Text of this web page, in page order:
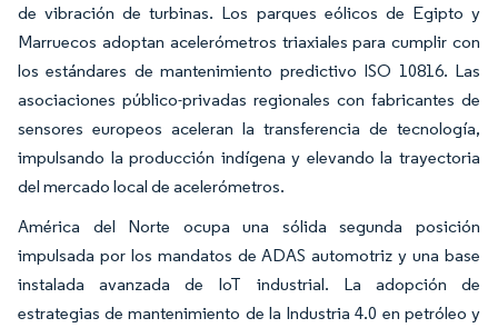
de vibración de turbinas. Los parques eólicos de Egipto y
Marruecos adoptan acelerómetros triaxiales para cumplir con
los estándares de mantenimiento predictivo ISO 10816. Las
asociaciones público-privadas regionales con fabricantes de
sensores europeos aceleran la transferencia de tecnología,
impulsando la producción indígena y elevando la trayectoria
del mercado local de acelerómetros.
América del Norte ocupa una sólida segunda posición
impulsada por los mandatos de ADAS automotriz y una base
instalada avanzada de IoT industrial. La adopción de
estrategias de mantenimiento de la Industria 4.0 en petróleo y